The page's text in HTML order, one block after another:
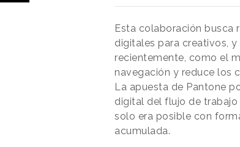
Esta colaboración busca
digitales para creativos,
recientemente, como el
navegación y reduce los
La apuesta de Pantone
digital del flujo de
solo era posible con
acumulada.